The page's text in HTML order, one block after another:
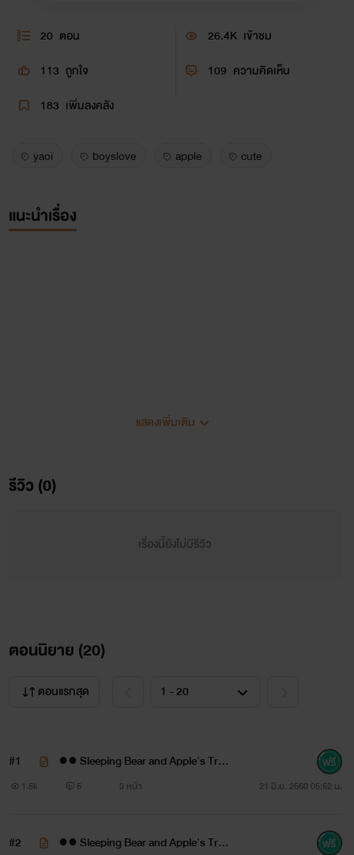
20 ตอน 26.4K เข้าชม
113 ถูกใจ 109 ความคิดเห็น
183 เพิ่มลงคลัง
yaoi boyslove apple cute
แนะนำเรื่อง
Sleeping Bear
เรื่องราวของหมีขี้เซาที่ถูกล่อลวงด้วยแอปเปิลหวาน
.
..สเปค..
ได้เวลาแล้วพีช คนนี้สเปคมาก”
แสดงเพิ่มเติม
รีวิว (0)
เรื่องนี้ยังไม่มีรีวิว
ตอนนิยาย (20)
ตอนแรกสุด
#1
●● Sleeping Bear and Apple's Trap
●● 0
1.5k 5 3 หน้า 21 มิ.ย. 2560 05:52 น.
#2
●● Sleeping Bear and Apple's Trap